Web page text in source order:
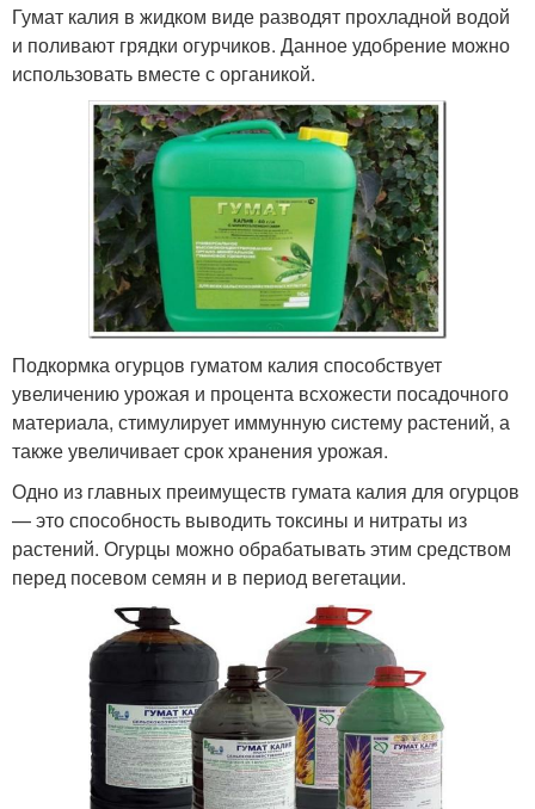
Гумат калия в жидком виде разводят прохладной водой
и поливают грядки огурчиков. Данное удобрение можно
использовать вместе с органикой.
Подкормка огурцов гуматом калия способствует
увеличению урожая и процента всхожести посадочного
материала, стимулирует иммунную систему растений, а
также увеличивает срок хранения урожая.
Одно из главных преимуществ гумата калия для огурцов
— это способность выводить токсины и нитраты из
растений. Огурцы можно обрабатывать этим средством
перед посевом семян и в период вегетации.